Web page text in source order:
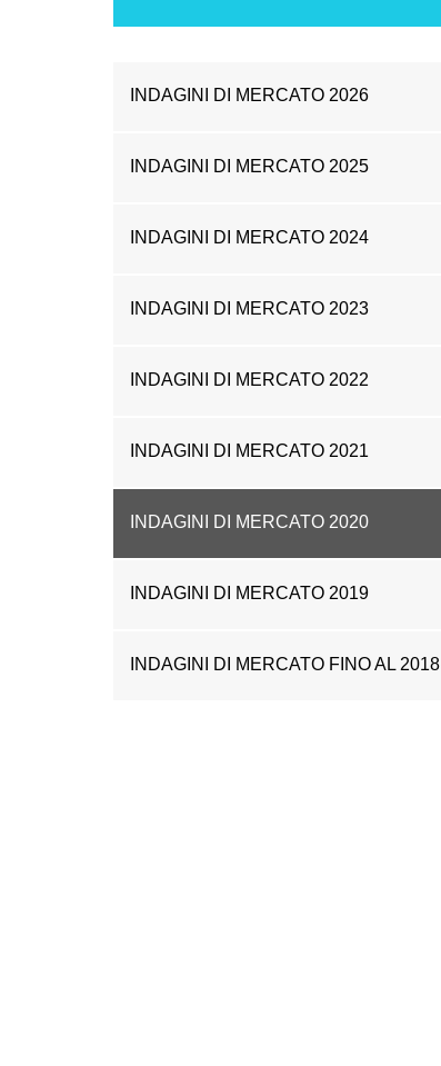
INDAGINI DI MERCATO 2026
INDAGINI DI MERCATO 2025
INDAGINI DI MERCATO 2024
INDAGINI DI MERCATO 2023
INDAGINI DI MERCATO 2022
INDAGINI DI MERCATO 2021
INDAGINI DI MERCATO 2020
INDAGINI DI MERCATO 2019
INDAGINI DI MERCATO FINO AL 2018